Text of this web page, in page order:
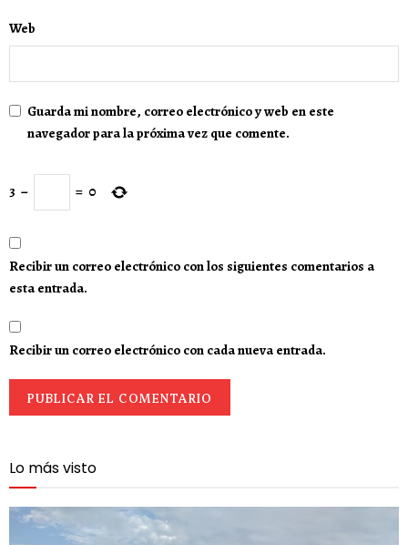
Web
Guarda mi nombre, correo electrónico y web en este
navegador para la próxima vez que comente.
3 − = 0
Recibir un correo electrónico con los siguientes comentarios a
esta entrada.
Recibir un correo electrónico con cada nueva entrada.
Lo más visto